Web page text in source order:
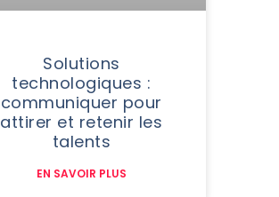
Solutions
technologiques :
communiquer pour
attirer et retenir les
talents
EN SAVOIR PLUS